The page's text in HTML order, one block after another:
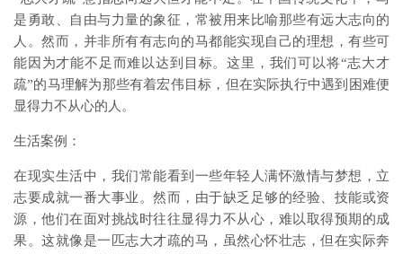
是勇敢、自由与力量的象征，常被用来比喻那些有远大志向的
人。然而，并非所有有志向的马都能实现自己的理想，有些可
能因为才能不足而难以达到目标。这里，我们可以将“志大才
疏”的马理解为那些有着宏伟目标，但在实际执行中遇到困难便
显得力不从心的人。
生活案例：
在现实生活中，我们常能看到一些年轻人满怀激情与梦想，立
志要成就一番大事业。然而，由于缺乏足够的经验、技能或资
源，他们在面对挑战时往往显得力不从心，难以取得预期的成
果。这就像是一匹志大才疏的马，虽然心怀壮志，但在实际奔